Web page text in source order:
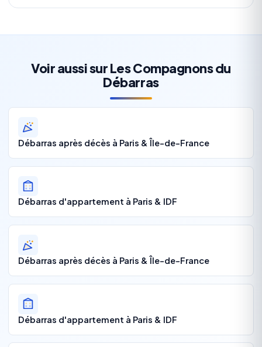
Voir aussi sur Les Compagnons du
Débarras
Débarras après décès à Paris & Île-de-France
Débarras d'appartement à Paris & IDF
Débarras après décès à Paris & Île-de-France
Débarras d'appartement à Paris & IDF